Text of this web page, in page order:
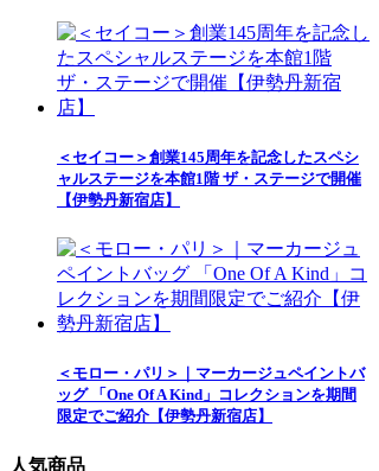
＜セイコー＞創業145周年を記念したスペシ
ャルステージを本館1階 ザ・ステージで開催
【伊勢丹新宿店】
＜モロー・パリ＞｜マーカージュペイントバ
ッグ 「One Of A Kind」コレクションを期間
限定でご紹介【伊勢丹新宿店】
人気商品